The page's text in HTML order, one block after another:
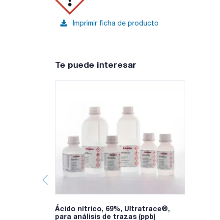
Imprimir ficha de producto
Te puede interesar
Ácido nítrico, 69%, Ultratrace®,
para análisis de trazas (ppb)